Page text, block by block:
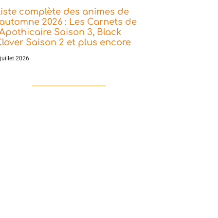
complète des animes de
2026 : Les Carnets de
Saison 3, Black
Saison 2 et plus encore
2026